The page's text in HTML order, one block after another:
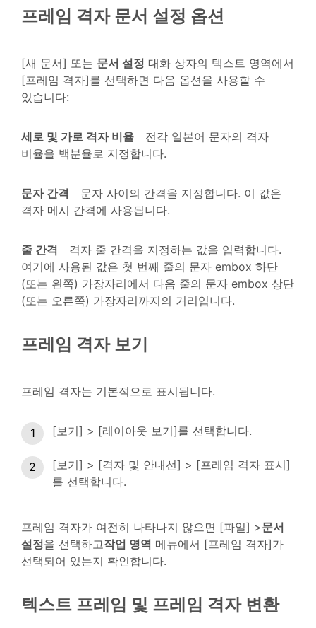
프레임 격자 문서 설정 옵션
[새 문서] 또는 문서 설정 대화 상자의 텍스트 영역에서
[프레임 격자]를 선택하면 다음 옵션을 사용할 수
있습니다:
세로 및 가로 격자 비율
전각 일본어 문자의 격자
비율을 백분율로 지정합니다.
문자 간격
문자 사이의 간격을 지정합니다. 이 값은
격자 메시 간격에 사용됩니다.
줄 간격
격자 줄 간격을 지정하는 값을 입력합니다.
여기에 사용된 값은 첫 번째 줄의 문자 embox 하단
(또는 왼쪽) 가장자리에서 다음 줄의 문자 embox 상단
(또는 오른쪽) 가장자리까지의 거리입니다.
프레임 격자 보기
프레임 격자는 기본적으로 표시됩니다.
[보기] > [레이아웃 보기]를 선택합니다.
[보기] > [격자 및 안내선] > [프레임 격자 표시]
를 선택합니다.
프레임 격자가 여전히 나타나지 않으면 [파일] >문서
설정을 선택하고작업 영역 메뉴에서 [프레임 격자]가
선택되어 있는지 확인합니다.
텍스트 프레임 및 프레임 격자 변환